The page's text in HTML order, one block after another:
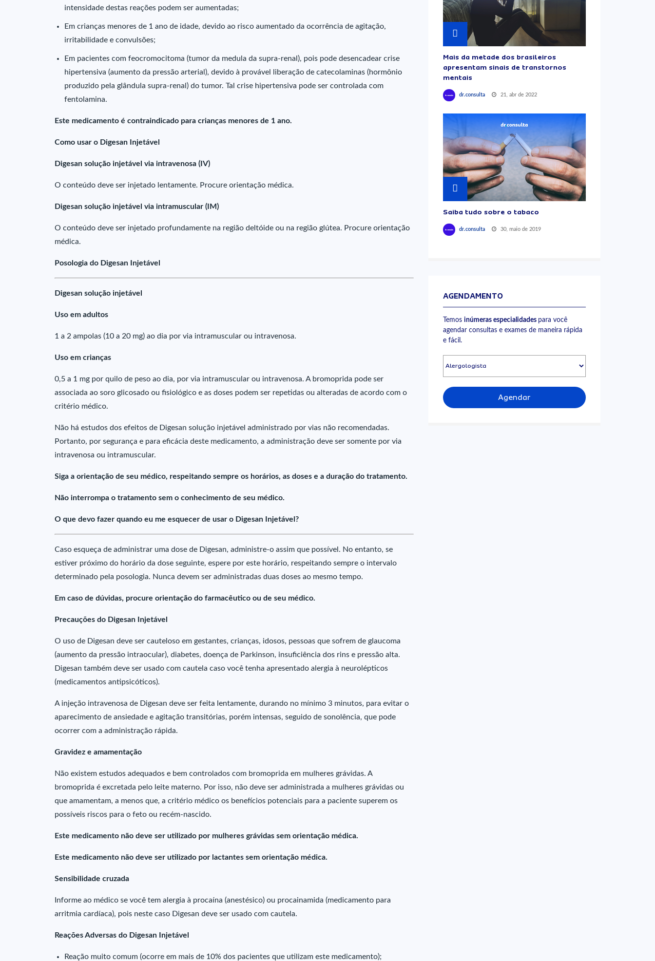
intensidade destas reações podem ser aumentadas;
Em crianças menores de 1 ano de idade, devido ao risco aumentado da ocorrência de agitação,
irritabilidade e convulsões;
Em pacientes com feocromocitoma (tumor da medula da supra-renal), pois pode desencadear crise
hipertensiva (aumento da pressão arterial), devido à provável liberação de catecolaminas (hormônio
produzido pela glândula supra-renal) do tumor. Tal crise hipertensiva pode ser controlada com
fentolamina.
Este medicamento é contraindicado para crianças menores de 1 ano.
Como usar o Digesan Injetável
Digesan solução injetável via intravenosa (IV)
O conteúdo deve ser injetado lentamente. Procure orientação médica.
Digesan solução injetável via intramuscular (IM)
O conteúdo deve ser injetado profundamente na região deltóide ou na região glútea. Procure orientação
médica.
Posologia do Digesan Injetável
Digesan solução injetável
Uso em adultos
1 a 2 ampolas (10 a 20 mg) ao dia por via intramuscular ou intravenosa.
Uso em crianças
0,5 a 1 mg por quilo de peso ao dia, por via intramuscular ou intravenosa. A bromoprida pode ser
associada ao soro glicosado ou fisiológico e as doses podem ser repetidas ou alteradas de acordo com o
critério médico.
Não há estudos dos efeitos de Digesan solução injetável administrado por vias não recomendadas.
Portanto, por segurança e para eficácia deste medicamento, a administração deve ser somente por via
intravenosa ou intramuscular.
Siga a orientação de seu médico, respeitando sempre os horários, as doses e a duração do tratamento.
Não interrompa o tratamento sem o conhecimento de seu médico.
O que devo fazer quando eu me esquecer de usar o Digesan Injetável?
Caso esqueça de administrar uma dose de Digesan, administre-o assim que possível. No entanto, se
estiver próximo do horário da dose seguinte, espere por este horário, respeitando sempre o intervalo
determinado pela posologia. Nunca devem ser administradas duas doses ao mesmo tempo.
Em caso de dúvidas, procure orientação do farmacêutico ou de seu médico.
Precauções do Digesan Injetável
O uso de Digesan deve ser cauteloso em gestantes, crianças, idosos, pessoas que sofrem de glaucoma
(aumento da pressão intraocular), diabetes, doença de Parkinson, insuficiência dos rins e pressão alta.
Digesan também deve ser usado com cautela caso você tenha apresentado alergia à neurolépticos
(medicamentos antipsicóticos).
A injeção intravenosa de Digesan deve ser feita lentamente, durando no mínimo 3 minutos, para evitar o
aparecimento de ansiedade e agitação transitórias, porém intensas, seguido de sonolência, que pode
ocorrer com a administração rápida.
Gravidez e amamentação
Não existem estudos adequados e bem controlados com bromoprida em mulheres grávidas. A
bromoprida é excretada pelo leite materno. Por isso, não deve ser administrada a mulheres grávidas ou
que amamentam, a menos que, a critério médico os benefícios potenciais para a paciente superem os
possíveis riscos para o feto ou recém-nascido.
Este medicamento não deve ser utilizado por mulheres grávidas sem orientação médica.
Este medicamento não deve ser utilizado por lactantes sem orientação médica.
Sensibilidade cruzada
Informe ao médico se você tem alergia à procaína (anestésico) ou procainamida (medicamento para
arritmia cardíaca), pois neste caso Digesan deve ser usado com cautela.
Reações Adversas do Digesan Injetável
Reação muito comum (ocorre em mais de 10% dos pacientes que utilizam este medicamento);
Mais da metade dos brasileiros
apresentam sinais de transtornos
mentais
dr.consulta 21, abr de 2022
Saiba tudo sobre o tabaco
dr.consulta 30, maio de 2019
AGENDAMENTO
Temos inúmeras especialidades para você
agendar consultas e exames de maneira rápida
e fácil.
Agendar